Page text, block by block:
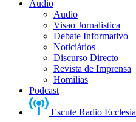
Audio
Audio
Visao Jornalistica
Debate Informativo
Noticiários
Discurso Directo
Revista de Imprensa
Homilias
Podcast
Escute Radio Ecclesia